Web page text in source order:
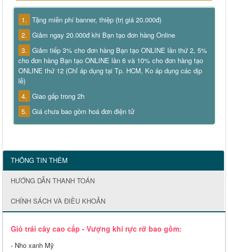
1. Tặng miễn phí banner, thiệp (trị giá 20.000đ)
2. Giảm ngay 20.000đ khi Bạn tạo đơn hàng Online
3. Giảm tiếp 3% cho đơn hàng Bạn tạo ONLINE lần thứ 2, 5%
cho đơn hàng Bạn tạo ONLINE lần 6 và 10% cho đơn hàng tạo
ONLINE thứ 12 (Chỉ áp dụng tại Tp. HCM, Ko áp dụng các dịp
lễ)
4. Giao gấp trong 2h
5. Giá chưa bao gồm hoá đơn điện tử
THÔNG TIN THÊM
HƯỚNG DẪN THANH TOÁN
CHÍNH SÁCH VÀ ĐIỀU KHOẢN
Giỏ trái cây cao cấp - Vượng khí rực rỡ bao gồm:
- Nho xanh Mỹ